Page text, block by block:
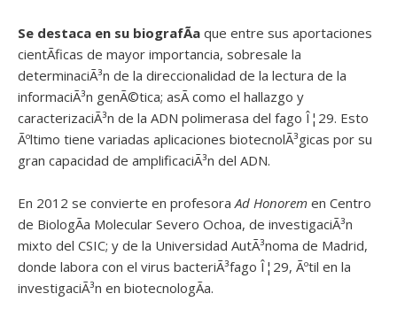
Se destaca en su biografÃ­a que entre sus aportaciones
cientÃ­ficas de mayor importancia, sobresale la
determinaciÃ³n de la direccionalidad de la lectura de la
informaciÃ³n genÃ©tica; asÃ­ como el hallazgo y
caracterizaciÃ³n de la ADN polimerasa del fago Î¦29. Esto
Ãºltimo tiene variadas aplicaciones biotecnolÃ³gicas por su
gran capacidad de amplificaciÃ³n del ADN.
En 2012 se convierte en profesoraAd Honorem en Centro
de BiologÃ­a Molecular Severo Ochoa, de investigaciÃ³n
mixto del CSIC; y de la Universidad AutÃ³noma de Madrid,
donde labora con el virus bacteriÃ³fago Î¦29, Ãºtil en la
investigaciÃ³n en biotecnologÃ­a.